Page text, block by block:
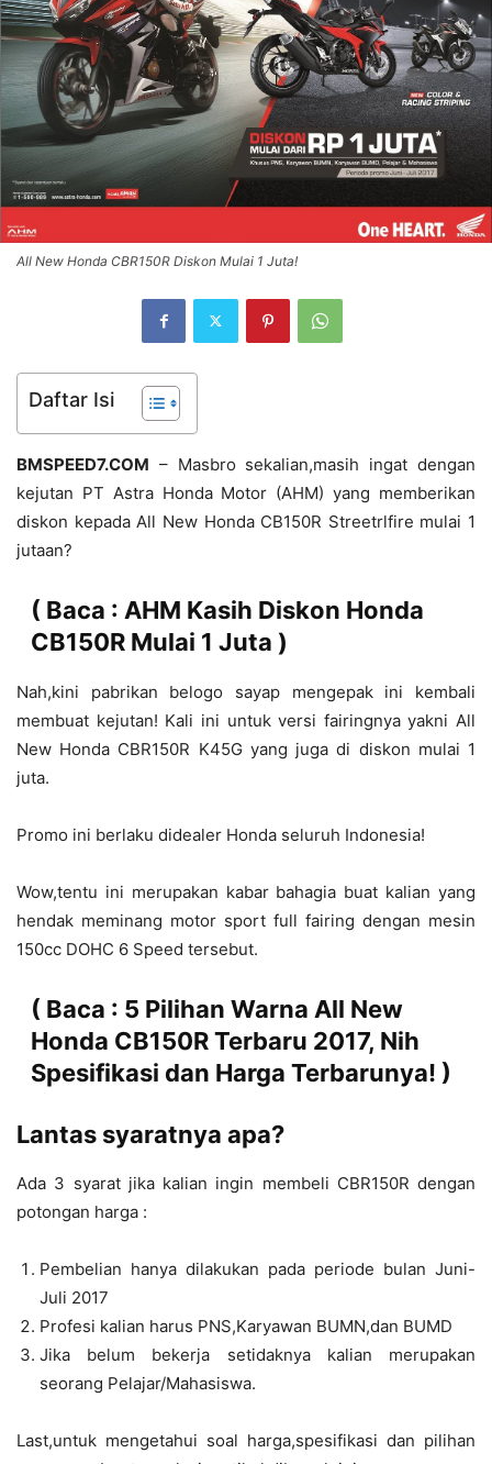
All New Honda CBR150R Diskon Mulai 1 Juta!
Daftar Isi
BMSPEED7.COM – Masbro sekalian,masih ingat dengan
kejutan PT Astra Honda Motor (AHM) yang memberikan
diskon kepada All New Honda CB150R Streetrlfire mulai 1
jutaan?
( Baca : AHM Kasih Diskon Honda
CB150R Mulai 1 Juta )
Nah,kini pabrikan belogo sayap mengepak ini kembali
membuat kejutan! Kali ini untuk versi fairingnya yakni All
New Honda CBR150R K45G yang juga di diskon mulai 1
juta.
Promo ini berlaku didealer Honda seluruh Indonesia!
Wow,tentu ini merupakan kabar bahagia buat kalian yang
hendak meminang motor sport full fairing dengan mesin
150cc DOHC 6 Speed tersebut.
( Baca : 5 Pilihan Warna All New
Honda CB150R Terbaru 2017, Nih
Spesifikasi dan Harga Terbarunya! )
Lantas syaratnya apa?
Ada 3 syarat jika kalian ingin membeli CBR150R dengan
potongan harga :
Pembelian hanya dilakukan pada periode bulan Juni-
Juli 2017
Profesi kalian harus PNS,Karyawan BUMN,dan BUMD
Jika belum bekerja setidaknya kalian merupakan
seorang Pelajar/Mahasiswa.
Last,untuk mengetahui soal harga,spesifikasi dan pilihan